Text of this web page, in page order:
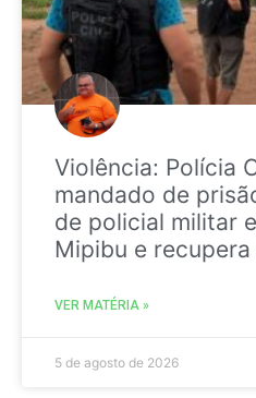
Violência: Polícia
mandado de
de policial militar
Mipibu e
VER MATÉRIA »
5 de agosto de 2026